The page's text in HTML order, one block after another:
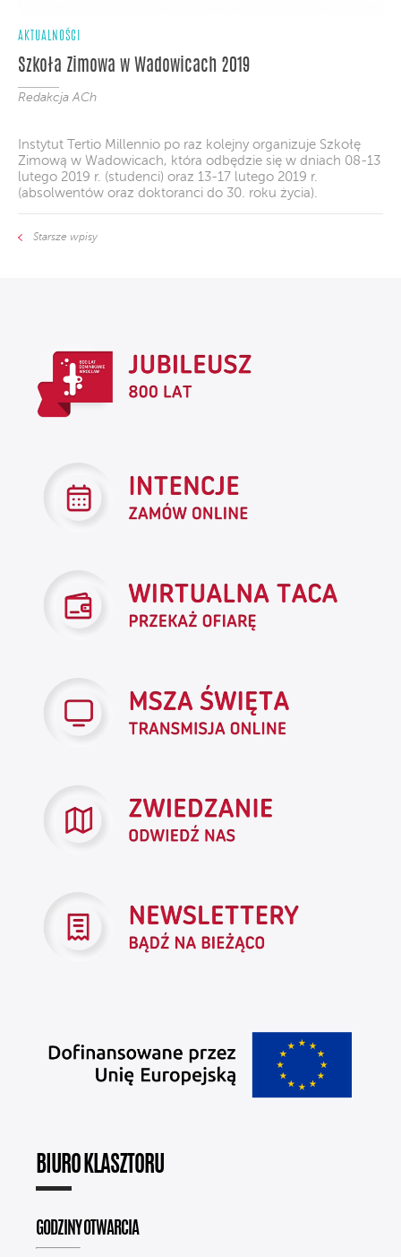
AKTUALNOŚCI
Szkoła Zimowa w Wadowicach 2019
Redakcja ACh
Instytut Tertio Millennio po raz kolejny organizuje Szkołę
Zimową w Wadowicach, która odbędzie się w dniach 08-13
lutego 2019 r. (studenci) oraz 13-17 lutego 2019 r.
(absolwentów oraz doktoranci do 30. roku życia).
Starsze wpisy
BIURO KLASZTORU
GODZINY OTWARCIA